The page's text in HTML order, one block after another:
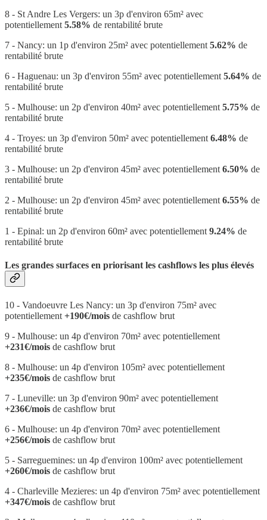
8 - St Andre Les Vergers: un 3p d'environ 65m² avec
potentiellement 5.58% de rentabilité brute
7 - Nancy: un 1p d'environ 25m² avec potentiellement 5.62% de
rentabilité brute
6 - Haguenau: un 3p d'environ 55m² avec potentiellement 5.64% de
rentabilité brute
5 - Mulhouse: un 2p d'environ 40m² avec potentiellement 5.75% de
rentabilité brute
4 - Troyes: un 3p d'environ 50m² avec potentiellement 6.48% de
rentabilité brute
3 - Mulhouse: un 2p d'environ 45m² avec potentiellement 6.50% de
rentabilité brute
2 - Mulhouse: un 2p d'environ 45m² avec potentiellement 6.55% de
rentabilité brute
1 - Epinal: un 2p d'environ 60m² avec potentiellement 9.24% de
rentabilité brute
Les grandes surfaces en priorisant les cashflows les plus élevés
10 - Vandoeuvre Les Nancy: un 3p d'environ 75m² avec
potentiellement +190€/mois de cashflow brut
9 - Mulhouse: un 4p d'environ 70m² avec potentiellement
+231€/mois de cashflow brut
8 - Mulhouse: un 4p d'environ 105m² avec potentiellement
+235€/mois de cashflow brut
7 - Luneville: un 3p d'environ 90m² avec potentiellement
+236€/mois de cashflow brut
6 - Mulhouse: un 4p d'environ 70m² avec potentiellement
+256€/mois de cashflow brut
5 - Sarreguemines: un 4p d'environ 100m² avec potentiellement
+260€/mois de cashflow brut
4 - Charleville Mezieres: un 4p d'environ 75m² avec potentiellement
+347€/mois de cashflow brut